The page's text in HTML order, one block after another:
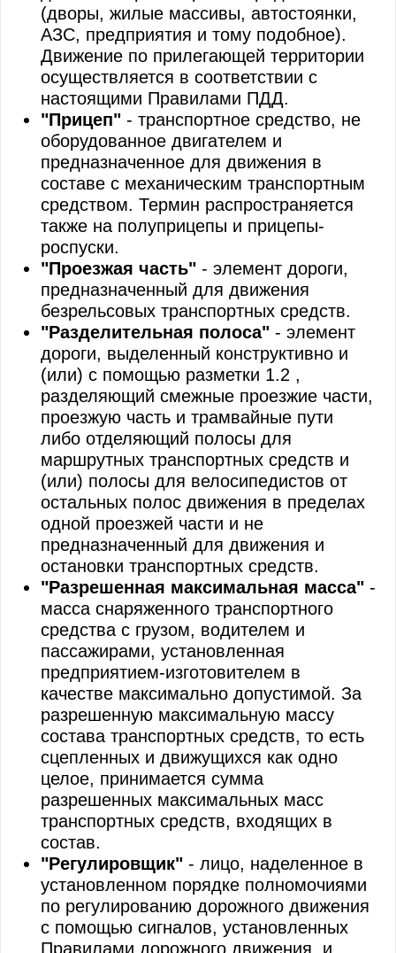
(дворы, жилые массивы, автостоянки,
АЗС, предприятия и тому подобное).
Движение по прилегающей территории
осуществляется в соответствии с
настоящими Правилами ПДД.
"Прицеп" - транспортное средство, не
оборудованное двигателем и
предназначенное для движения в
составе с механическим транспортным
средством. Термин распространяется
также на полуприцепы и прицепы-
роспуски.
"Проезжая часть" - элемент дороги,
предназначенный для движения
безрельсовых транспортных средств.
"Разделительная полоса" - элемент
дороги, выделенный конструктивно и
(или) с помощью разметки 1.2 ,
разделяющий смежные проезжие части,
проезжую часть и трамвайные пути
либо отделяющий полосы для
маршрутных транспортных средств и
(или) полосы для велосипедистов от
остальных полос движения в пределах
одной проезжей части и не
предназначенный для движения и
остановки транспортных средств.
"Разрешенная максимальная масса" -
масса снаряженного транспортного
средства с грузом, водителем и
пассажирами, установленная
предприятием-изготовителем в
качестве максимально допустимой. За
разрешенную максимальную массу
состава транспортных средств, то есть
сцепленных и движущихся как одно
целое, принимается сумма
разрешенных максимальных масс
транспортных средств, входящих в
состав.
"Регулировщик" - лицо, наделенное в
установленном порядке полномочиями
по регулированию дорожного движения
с помощью сигналов, установленных
Правилами дорожного движения, и